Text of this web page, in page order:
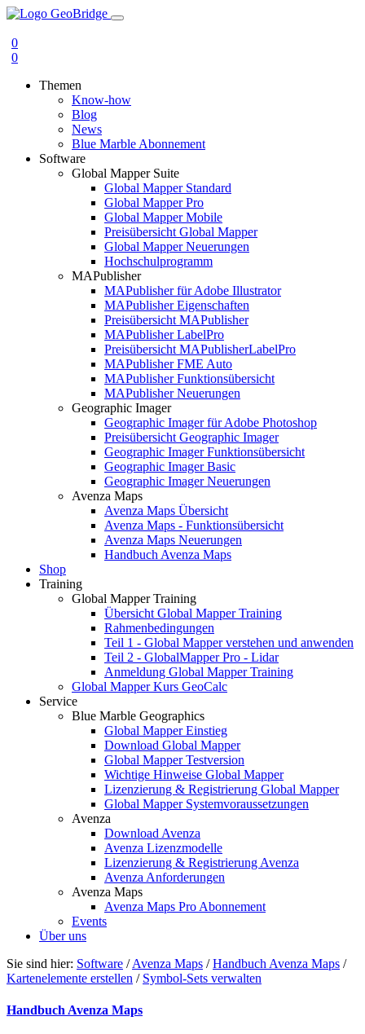
0
0
Themen
Know-how
Blog
News
Blue Marble Abonnement
Software
Global Mapper Suite
Global Mapper Standard
Global Mapper Pro
Global Mapper Mobile
Preisübersicht Global Mapper
Global Mapper Neuerungen
Hochschulprogramm
MAPublisher
MAPublisher für Adobe Illustrator
MAPublisher Eigenschaften
Preisübersicht MAPublisher
MAPublisher LabelPro
Preisübersicht MAPublisherLabelPro
MAPublisher FME Auto
MAPublisher Funktionsübersicht
MAPublisher Neuerungen
Geographic Imager
Geographic Imager für Adobe Photoshop
Preisübersicht Geographic Imager
Geographic Imager Funktionsübersicht
Geographic Imager Basic
Geographic Imager Neuerungen
Avenza Maps
Avenza Maps Übersicht
Avenza Maps - Funktionsübersicht
Avenza Maps Neuerungen
Handbuch Avenza Maps
Shop
Training
Global Mapper Training
Übersicht Global Mapper Training
Rahmenbedingungen
Teil 1 - Global Mapper verstehen und anwenden
Teil 2 - GlobalMapper Pro - Lidar
Anmeldung Global Mapper Training
Global Mapper Kurs GeoCalc
Service
Blue Marble Geographics
Global Mapper Einstieg
Download Global Mapper
Global Mapper Testversion
Wichtige Hinweise Global Mapper
Lizenzierung & Registrierung Global Mapper
Global Mapper Systemvoraussetzungen
Avenza
Download Avenza
Avenza Lizenzmodelle
Lizenzierung & Registrierung Avenza
Avenza Anforderungen
Avenza Maps
Avenza Maps Pro Abonnement
Events
Über uns
Sie sind hier: Software /Avenza Maps /Handbuch Avenza Maps /
Kartenelemente erstellen / Symbol-Sets verwalten
Handbuch Avenza Maps